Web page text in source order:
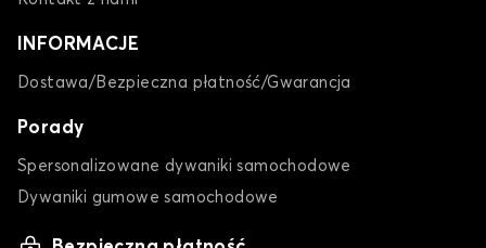
INFORMACJE
Dostawa/Bezpieczna płatność/Gwarancja
Porady
Spersonalizowane dywaniki samochodowe
Dywaniki gumowe samochodowe